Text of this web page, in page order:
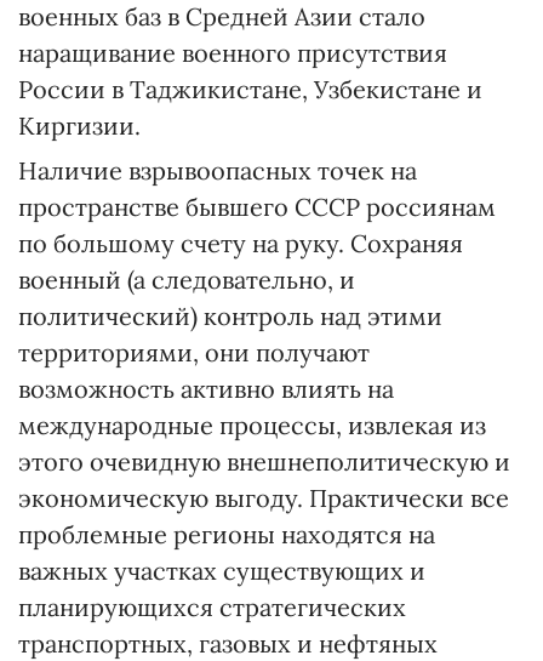
военных баз в Средней Азии стало
наращивание военного присутствия
России в Таджикистане, Узбекистане и
Киргизии.
Наличие взрывоопасных точек на
пространстве бывшего СССР россиянам
по большому счету на руку. Сохраняя
военный (а следовательно, и
политический) контроль над этими
территориями, они получают
возможность активно влиять на
международные процессы, извлекая из
этого очевидную внешнеполитическую и
экономическую выгоду. Практи­чески все
проблемные регионы находятся на
важных участках существующих и
планирующихся стратегических
транспортных, газовых и нефтяных